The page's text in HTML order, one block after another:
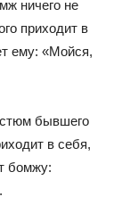
ничего не
приходит в
ему: «Мойся,
бывшего
в себя,
бомжу: